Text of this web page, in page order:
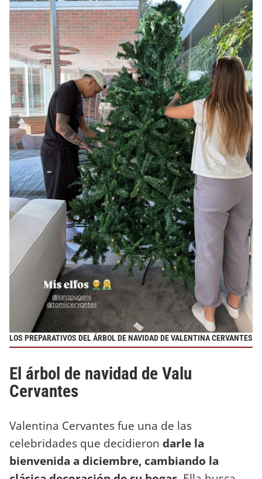
LOS PREPARATIVOS DEL ÁRBOL DE NAVIDAD DE VALENTINA CERVANTES
El árbol de navidad de Valu
Cervantes
Valentina Cervantes fue una de las
celebridades que decidieron darle la
bienvenida a diciembre, cambiando la